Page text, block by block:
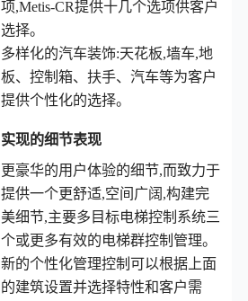
项,Metis-CR提供十几个选项供客户
选择。
多样化的汽车装饰:天花板,墙车,地
板、控制箱、扶手、汽车等为客户
提供个性化的选择。
实现的细节表现
更豪华的用户体验的细节,而致力于
提供一个更舒适,空间广阔,构建完
美细节,主要多目标电梯控制系统三
个或更多有效的电梯群控制管理。
新的个性化管理控制可以根据上面
的建筑设置并选择特性和客户需